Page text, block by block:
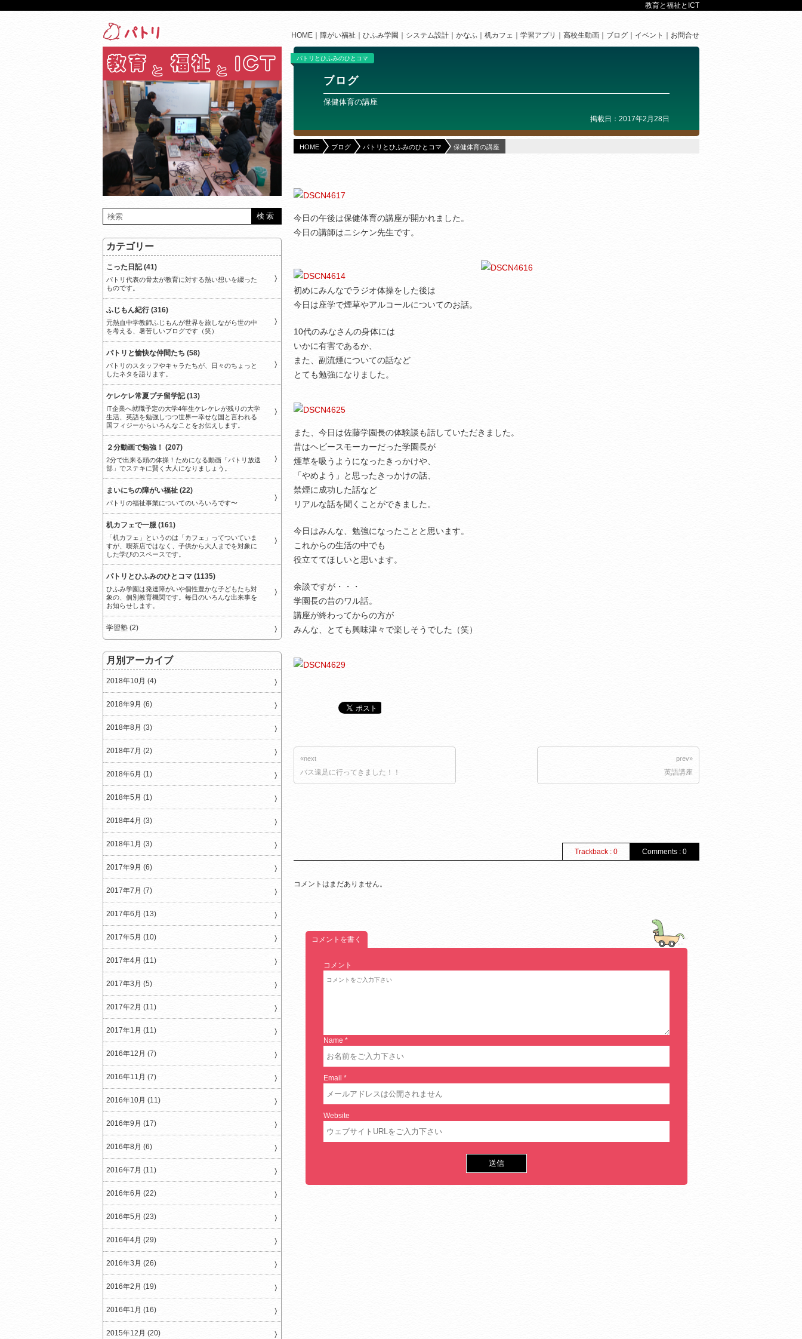
教育と福祉とICT
HOME 障がい福祉 ひふみ学園 システム設計 かなふ 机カフェ 学習アプリ 高校生動画 ブログ イベント お問合せ
パトリとひふみのひとコマ
ブログ
保健体育の講座
掲載日：2017年2月28日
HOME ブログ パトリとひふみのひとコマ 保健体育の講座
今日の午後は保健体育の講座が開かれました。
今日の講師はニシケン先生です。
初めにみんなでラジオ体操をした後は
今日は座学で煙草やアルコールについてのお話。
10代のみなさんの身体には
いかに有害であるか、
また、副流煙についての話など
とても勉強になりました。
また、今日は佐藤学園長の体験談も話していただきました。
昔はヘビースモーカーだった学園長が
煙草を吸うようになったきっかけや、
「やめよう」と思ったきっかけの話、
禁煙に成功した話など
リアルな話を聞くことができました。
今日はみんな、勉強になったことと思います。
これからの生活の中でも
役立ててほしいと思います。
余談ですが・・・
学園長の昔のワル話。
講座が終わってからの方が
みんな、とても興味津々で楽しそうでした（笑）
«next
バス遠足に行ってきました！！
prev»
英語講座
Comments : 0
Trackback : 0
コメントはまだありません。
コメントを書く
コメント
Name *
Email *
Website
カテゴリー
こった日記 (41)
パトリ代表の骨太が教育に対する熱い想いを綴った
ものです。
ふじもん紀行 (316)
元熱血中学教師ふじもんが世界を旅しながら世の中
を考える、暑苦しいブログです（笑）
パトリと愉快な仲間たち (58)
パトリのスタッフやキャラたちが、日々のちょっと
したネタを語ります。
ケレケレ常夏プチ留学記 (13)
IT企業へ就職予定の大学4年生ケレケレが残りの大学
生活、英語を勉強しつつ世界一幸せな国と言われる
国フィジーからいろんなことをお伝えします。
２分動画で勉強！ (207)
2分で出来る頭の体操！ためになる動画「パトリ放送
部」でステキに賢く大人になりましょう。
まいにちの障がい福祉 (22)
パトリの福祉事業についてのいろいろです〜
机カフェで一服 (161)
「机カフェ」というのは「カフェ」ってついていま
すが、喫茶店ではなく、子供から大人までを対象に
した学びのスペースです。
パトリとひふみのひとコマ (1135)
ひふみ学園は発達障がいや個性豊かな子どもたち対
象の、個別教育機関です。毎日のいろんな出来事を
お知らせします。
学習塾 (2)
月別アーカイブ
2018年10月 (4)
2018年9月 (6)
2018年8月 (3)
2018年7月 (2)
2018年6月 (1)
2018年5月 (1)
2018年4月 (3)
2018年1月 (3)
2017年9月 (6)
2017年7月 (7)
2017年6月 (13)
2017年5月 (10)
2017年4月 (11)
2017年3月 (5)
2017年2月 (11)
2017年1月 (11)
2016年12月 (7)
2016年11月 (7)
2016年10月 (11)
2016年9月 (17)
2016年8月 (6)
2016年7月 (11)
2016年6月 (22)
2016年5月 (23)
2016年4月 (29)
2016年3月 (26)
2016年2月 (19)
2016年1月 (16)
2015年12月 (20)